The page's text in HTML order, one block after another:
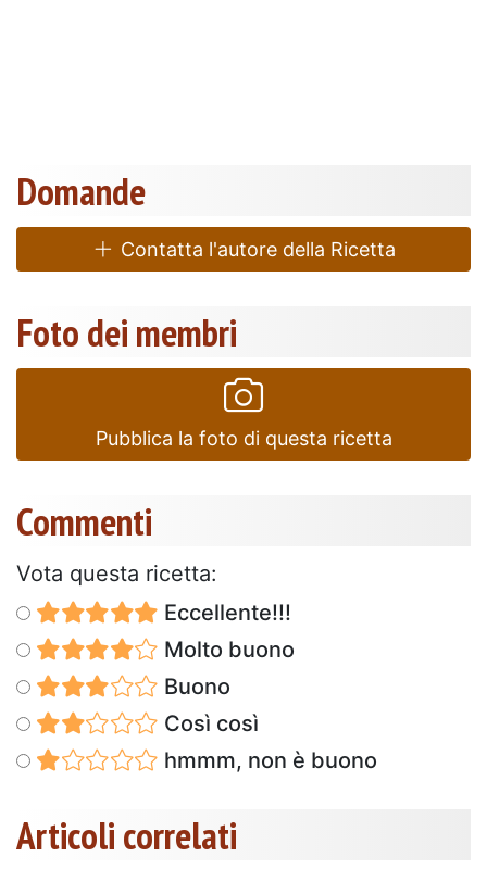
Domande
Contatta l'autore della Ricetta
Foto dei membri
Pubblica la foto di questa ricetta
Commenti
Vota questa ricetta:
Eccellente!!!
Molto buono
Buono
Così così
hmmm, non è buono
Articoli correlati